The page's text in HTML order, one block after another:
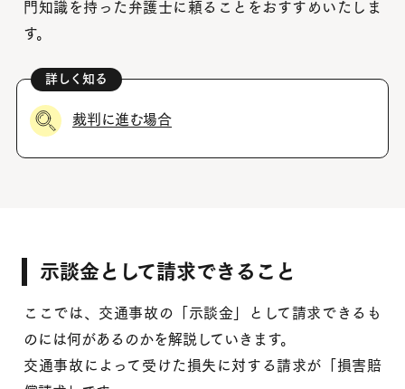
門知識を持った弁護士に頼ることをおすすめいたしま
す。
裁判に進む場合
示談金として請求できること
ここでは、交通事故の「示談金」として請求できるも
のには何があるのかを解説していきます。
交通事故によって受けた損失に対する請求が「損害賠